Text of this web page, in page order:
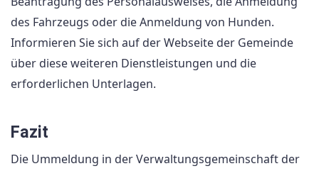
des Fahrzeugs oder die Anmeldung von Hunden.
Informieren Sie sich auf der Webseite der Gemeinde
über diese weiteren Dienstleistungen und die
erforderlichen Unterlagen.
Fazit
Die Ummeldung in der Verwaltungsgemeinschaft der